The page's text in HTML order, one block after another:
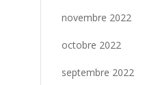
novembre 2022
octobre 2022
septembre 2022